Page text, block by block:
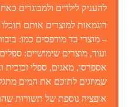
להעניק לילדים ולמבוגרים
דוגמאות למוצרים אותם
– מוצרי בד מודפסים כמו:
ועוד, מוצרים שימושיים:
אספרסו, מאגים, ספלי זכוכית
שמוזגים לתוכם את המים
אופציה נוספת של תשורות